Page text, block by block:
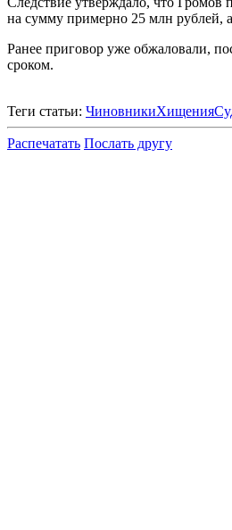
на сумму примерно 25 млн рублей,
Ранее приговор уже обжаловали,
сроком.
Теги статьи: ЧиновникиХищения
Распечатать Послать другу